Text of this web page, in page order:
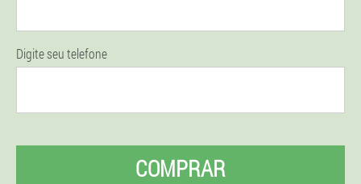
Digite seu telefone
COMPRAR